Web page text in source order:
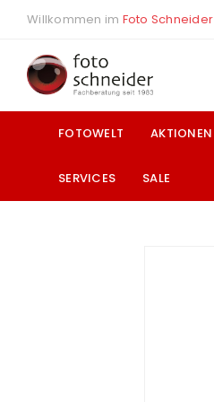
Willkommen im Foto Schneider
FOTOWELT AKTIONEN
SERVICES SALE